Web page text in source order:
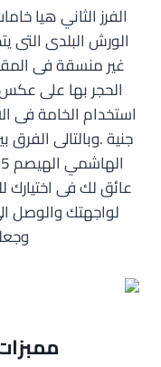
الفرز الثاني هيا
الورش البلدى التى
غير منسقة فى
الحجر بها على
جنية .وبالتالى الفرق
عائق لك فى اختيارك
لواجهتك